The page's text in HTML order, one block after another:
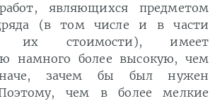
являющихся предметом
(в том числе и в части
их стоимости), имеет
намного более высокую, чем
зачем бы был нужен
чем в более мелкие